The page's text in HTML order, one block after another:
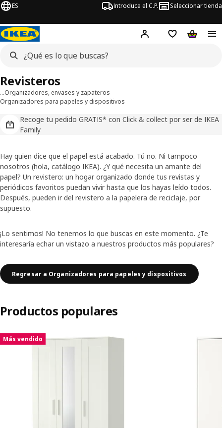
ES Introduce el C.P. Seleccionar tienda
Hej! Iniciar sesión
Lista de deseos
Carrito
…Organizadores, envases y zapateros
Organizadores para papeles y dispositivos
Recoge tu pedido GRATIS* con Click & collect por ser de IKEA
Family
Revisteros
Hay quien dice que el papel está acabado. Tú no. Ni tampoco
nosotros (hola, catálogo IKEA). ¿Y qué necesita un amante del
papel? Un revistero: un hogar organizado donde tus revistas y
periódicos favoritos puedan vivir hasta que los hayas leído todos.
Después, pueden ir del revistero a la papelera de reciclaje, por
supuesto.
¡Lo sentimos! No tenemos lo que buscas en este momento. ¿Te
interesaría echar un vistazo a nuestros productos más populares?
Regresar a Organizadores para papeles y dispositivos
Productos populares
Saltar listado
Más vendido